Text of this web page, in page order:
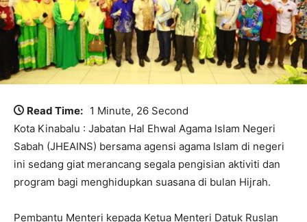
Read Time: 1 Minute, 26 Second
Kota Kinabalu : Jabatan Hal Ehwal Agama Islam Negeri
Sabah (JHEAINS) bersama agensi agama Islam di negeri
ini sedang giat merancang segala pengisian aktiviti dan
program bagi menghidupkan suasana di bulan Hijrah.
Pembantu Menteri kepada Ketua Menteri Datuk Ruslan